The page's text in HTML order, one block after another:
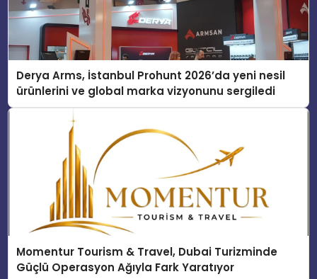
Derya Arms, İstanbul Prohunt 2026’da yeni nesil
ürünlerini ve global marka vizyonunu sergiledi
Momentur Tourism & Travel, Dubai Turizminde
Güçlü Operasyon Ağıyla Fark Yaratıyor